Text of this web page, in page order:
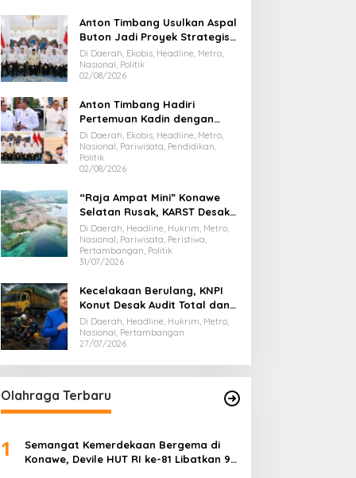
Anton Timbang Usulkan Aspal
Buton Jadi Proyek Strategis
Nasional
Di Daerah, Ekobis, Headline, Metro,
Nasional, Politik
02/08/2026
Anton Timbang Hadiri
Pertemuan Kadin dengan
Presiden Prabowo, Bawa Misi
Majukan Ekonomi Sultra
Di Daerah, Ekobis, Headline, Metro,
Nasional, Pariwisata, Pendidikan,
Politik
02/08/2026
“Raja Ampat Mini” Konawe
Selatan Rusak, KARST Desak
Gubernur Evaluasi Total
Dispar Sultra
Di Daerah, Headline, Hukrim, Metro,
Nasional, Pariwisata, Peristiwa,
Pertambangan, Politik
31/07/2026
Kecelakaan Berulang, KNPI
Konut Desak Audit Total dan
Hentikan Hauling PT SPL
Di Daerah, Headline, Hukrim, Metro,
Nasional, Pertambangan
27/07/2026
Olahraga Terbaru
1
Semangat Kemerdekaan Bergema di
Konawe, Devile HUT RI ke-81 Libatkan 98